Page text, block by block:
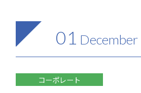
01 December
コーポレート